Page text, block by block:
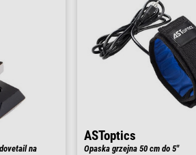
na
ASToptics
Opaska grzejna 50 cm do 5"